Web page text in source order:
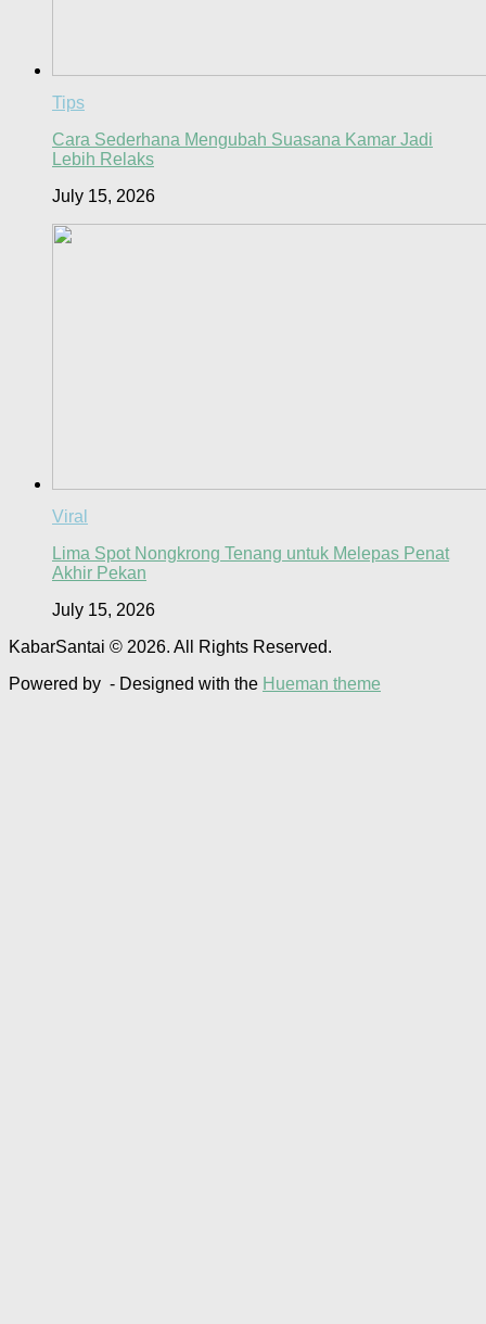
Tips
Cara Sederhana Mengubah Suasana Kamar Jadi
Lebih Relaks
July 15, 2026
Viral
Lima Spot Nongkrong Tenang untuk Melepas Penat
Akhir Pekan
July 15, 2026
KabarSantai © 2026. All Rights Reserved.
Powered by - Designed with the Hueman theme